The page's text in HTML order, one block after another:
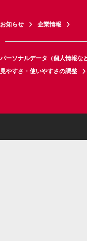
お知らせ 企業情報
パーソナルデータ（個人情報な
見やすさ・使いやすさの調整